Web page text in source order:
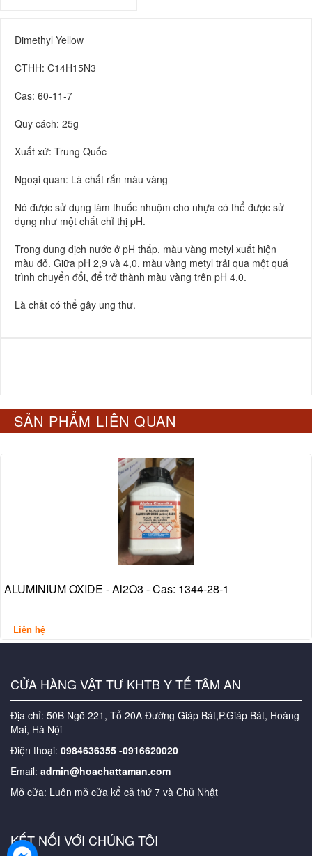
Dimethyl Yellow
CTHH: C14H15N3
Cas: 60-11-7
Quy cách: 25g
Xuất xứ: Trung Quốc
Ngoại quan: Là chất rắn màu vàng
Nó được sử dụng làm thuốc nhuộm cho nhựa có thể được sử
dụng như một chất chỉ thị pH.
Trong dung dịch nước ở pH thấp, màu vàng metyl xuất hiện
màu đỏ. Giữa pH 2,9 và 4,0, màu vàng metyl trải qua một quá
trình chuyển đổi, để trở thành màu vàng trên pH 4,0.
Là chất có thể gây ung thư.
SẢN PHẨM LIÊN QUAN
ALUMINIUM OXIDE - Al2O3 - Cas: 1344-28-1
Liên hệ
CỬA HÀNG VẬT TƯ KHTB Y TẾ TÂM AN
Địa chỉ: 50B Ngõ 221, Tổ 20A Đường Giáp Bát,P.Giáp Bát, Hoàng
Mai, Hà Nội
Điện thoại: 0984636355 -0916620020
Email: admin@hoachattaman.com
Mở cửa: Luôn mở cửa kể cả thứ 7 và Chủ Nhật
KẾT NỐI VỚI CHÚNG TÔI